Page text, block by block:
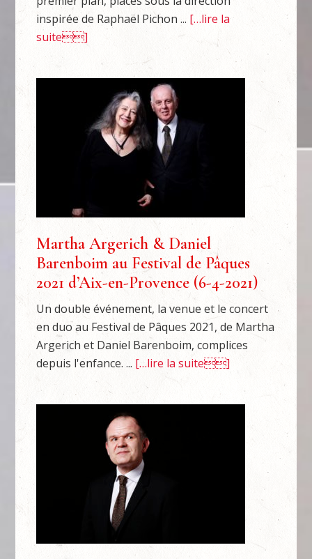
inspirée de Raphaël Pichon ... […lire la
suite]
Martha Argerich & Daniel
Barenboim au Festival de Pâques
2021 d’Aix-en-Provence (6-4-2021)
Un double événement, la venue et le concert
en duo au Festival de Pâques 2021, de Martha
Argerich et Daniel Barenboim, complices
depuis l'enfance. ... […lire la suite]